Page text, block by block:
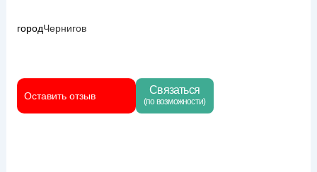
городЧернигов
Оставить отзыв Связаться
(по возможности)